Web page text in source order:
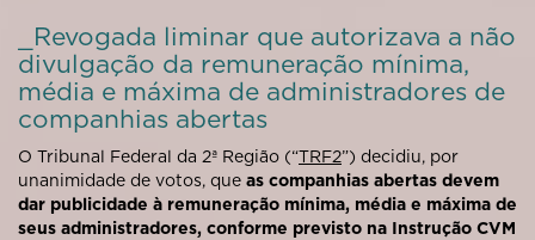
_Revogada liminar que autorizava a não
divulgação da remuneração mínima,
média e máxima de administradores de
companhias abertas
O Tribunal Federal da 2ª Região (“TRF2”) decidiu, por
unanimidade de votos, que as companhias abertas devem
dar publicidade à remuneração mínima, média e máxima de
seus administradores, conforme previsto na Instrução CVM